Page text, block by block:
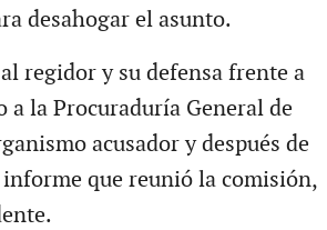
desahogar el asunto.
regidor y su defensa frente a
a la Procuraduría General de
acusador y después de
informe que reunió la comisión,